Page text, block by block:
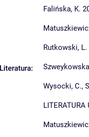
Literatura:
Falińska, K.
Rutkowski,
Wysocki, C.,